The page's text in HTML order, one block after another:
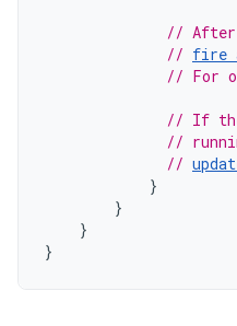
// After
// fire
// For
// If the
//
//
}
}
}
}